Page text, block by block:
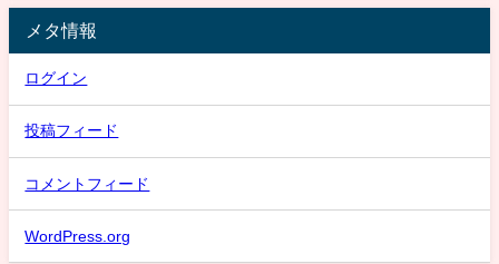
メタ情報
ログイン
投稿フィード
コメントフィード
WordPress.org